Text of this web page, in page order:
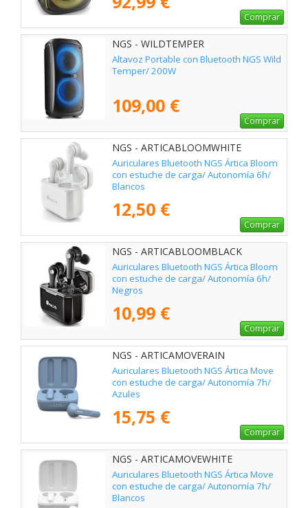
Comprar
NGS - WILDTEMPER
Altavoz Portable con Bluetooth NGS Wild
Temper/ 200W
109,00 €
Comprar
NGS - ARTICABLOOMWHITE
Auriculares Bluetooth NGS Ártica Bloom
con estuche de carga/ Autonomía 6h/
Blancos
12,50 €
Comprar
NGS - ARTICABLOOMBLACK
Auriculares Bluetooth NGS Ártica Bloom
con estuche de carga/ Autonomía 6h/
Negros
10,99 €
Comprar
NGS - ARTICAMOVERAIN
Auriculares Bluetooth NGS Ártica Move
con estuche de carga/ Autonomía 7h/
Azules
15,75 €
Comprar
NGS - ARTICAMOVEWHITE
Auriculares Bluetooth NGS Ártica Move
con estuche de carga/ Autonomía 7h/
Blancos